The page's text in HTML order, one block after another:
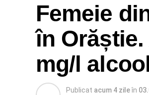
Femeie
în Orăștie.
mg/l
Publicat acum 4 zileîn